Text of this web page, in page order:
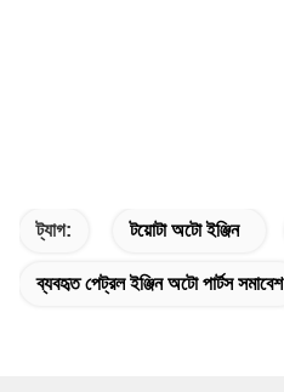
ট্যাগ: টয়োটা অটো ইঞ্জিন
ব্যবহৃত পেট্রল ইঞ্জিন অটো পার্টস সমাবেশ